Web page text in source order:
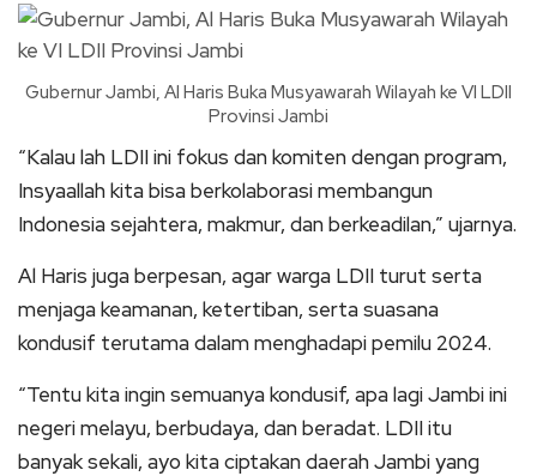
Gubernur Jambi, Al Haris Buka Musyawarah Wilayah ke VI LDII
Provinsi Jambi
“Kalau lah LDII ini fokus dan komiten dengan program,
Insyaallah kita bisa berkolaborasi membangun
Indonesia sejahtera, makmur, dan berkeadilan,” ujarnya.
Al Haris juga berpesan, agar warga LDII turut serta
menjaga keamanan, ketertiban, serta suasana
kondusif terutama dalam menghadapi pemilu 2024.
“Tentu kita ingin semuanya kondusif, apa lagi Jambi ini
negeri melayu, berbudaya, dan beradat. LDII itu
banyak sekali, ayo kita ciptakan daerah Jambi yang